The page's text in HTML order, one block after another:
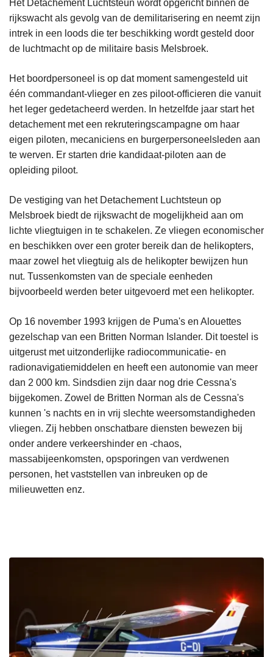
Het Detachement Luchtsteun wordt opgericht binnen de
rijkswacht als gevolg van de demilitarisering en neemt zijn
intrek in een loods die ter beschikking wordt gesteld door
de luchtmacht op de militaire basis Melsbroek.
Het boordpersoneel is op dat moment samengesteld uit
één commandant-vlieger en zes piloot-officieren die vanuit
het leger gedetacheerd werden. In hetzelfde jaar start het
detachement met een rekruteringscampagne om haar
eigen piloten, mecaniciens en burgerpersoneelsleden aan
te werven. Er starten drie kandidaat-piloten aan de
opleiding piloot.
De vestiging van het Detachement Luchtsteun op
Melsbroek biedt de rijkswacht de mogelijkheid aan om
lichte vliegtuigen in te schakelen. Ze vliegen economischer
en beschikken over een groter bereik dan de helikopters,
maar zowel het vliegtuig als de helikopter bewijzen hun
nut. Tussenkomsten van de speciale eenheden
bijvoorbeeld werden beter uitgevoerd met een helikopter.
Op 16 november 1993 krijgen de Puma's en Alouettes
gezelschap van een Britten Norman Islander. Dit toestel is
uitgerust met uitzonderlijke radiocommunicatie- en
radionavigatiemiddelen en heeft een autonomie van meer
dan 2 000 km. Sindsdien zijn daar nog drie Cessna's
bijgekomen. Zowel de Britten Norman als de Cessna's
kunnen 's nachts en in vrij slechte weersomstandigheden
vliegen. Zij hebben onschatbare diensten bewezen bij
onder andere verkeershinder en -chaos,
massabijeenkomsten, opsporingen van verdwenen
personen, het vaststellen van inbreuken op de
milieuwetten enz.